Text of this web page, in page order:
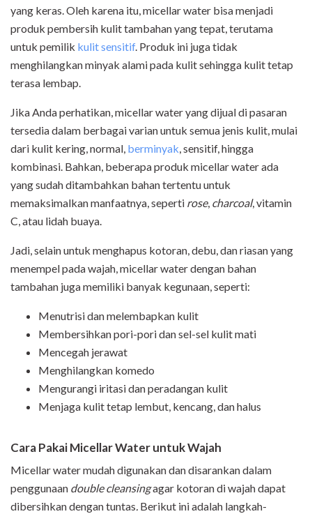
yang keras. Oleh karena itu, micellar water bisa menjadi
produk pembersih kulit tambahan yang tepat, terutama
untuk pemilik kulit sensitif. Produk ini juga tidak
menghilangkan minyak alami pada kulit sehingga kulit tetap
terasa lembap.
Jika Anda perhatikan, micellar water yang dijual di pasaran
tersedia dalam berbagai varian untuk semua jenis kulit, mulai
dari kulit kering, normal, berminyak, sensitif, hingga
kombinasi. Bahkan, beberapa produk micellar water ada
yang sudah ditambahkan bahan tertentu untuk
memaksimalkan manfaatnya, seperti rose, charcoal, vitamin
C, atau lidah buaya.
Jadi, selain untuk menghapus kotoran, debu, dan riasan yang
menempel pada wajah, micellar water dengan bahan
tambahan juga memiliki banyak kegunaan, seperti:
Menutrisi dan melembapkan kulit
Membersihkan pori-pori dan sel-sel kulit mati
Mencegah jerawat
Menghilangkan komedo
Mengurangi iritasi dan peradangan kulit
Menjaga kulit tetap lembut, kencang, dan halus
Cara Pakai Micellar Water untuk Wajah
Micellar water mudah digunakan dan disarankan dalam
penggunaan double cleansingagar kotoran di wajah dapat
dibersihkan dengan tuntas. Berikut ini adalah langkah-